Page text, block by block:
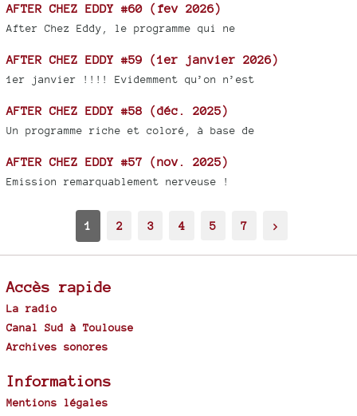
AFTER CHEZ EDDY #60 (fev 2026)
After Chez Eddy, le programme qui ne
AFTER CHEZ EDDY #59 (1er janvier 2026)
1er janvier !!!! Evidemment qu’on n’est
AFTER CHEZ EDDY #58 (déc. 2025)
Un programme riche et coloré, à base de
AFTER CHEZ EDDY #57 (nov. 2025)
Emission remarquablement nerveuse !
1 2 3 4 5 7 >
Accès rapide
La radio
Canal Sud à Toulouse
Archives sonores
Informations
Mentions légales